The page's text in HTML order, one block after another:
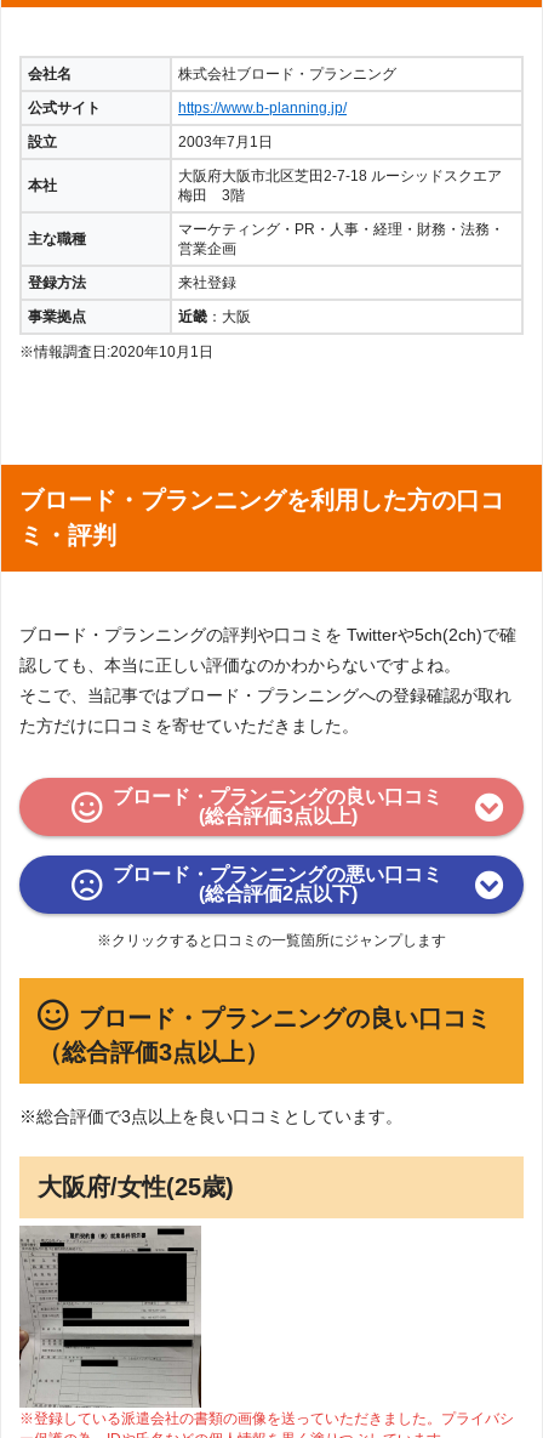
会社名
株式会社ブロード・プランニング
公式サイト
https://www.b-planning.jp/
設立
2003年7月1日
本社
大阪府大阪市北区芝田2-7-18 ルーシッドスクエア
梅田 3階
主な職種
マーケティング・PR・人事・経理・財務・法務・
営業企画
登録方法
来社登録
事業拠点
近畿 ：大阪
※情報調査日:2020年10月1日
ブロード・プランニングを利用した方の口コ
ミ・評判
ブロード・プランニングの評判や口コミを Twitterや5ch(2ch)で確
認しても、本当に正しい評価なのかわからないですよね。
そこで、当記事ではブロード・プランニングへの登録確認が取れ
た方だけに口コミを寄せていただきました。
ブロード・プランニングの良い口コミ
(総合評価3点以上)
ブロード・プランニングの悪い口コミ
(総合評価2点以下)
※クリックすると口コミの一覧箇所にジャンプします
ブロード・プランニングの良い口コミ
（総合評価3点以上）
※総合評価で3点以上を良い口コミとしています。
大阪府/女性(25歳)
※登録している派遣会社の書類の画像を送っていただきました。プライバシ